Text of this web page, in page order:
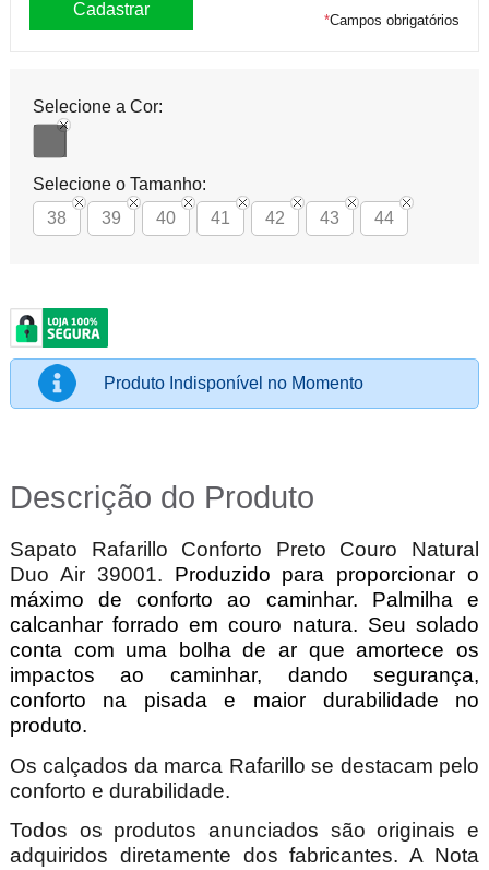
*Campos obrigatórios
Selecione a Cor:
Selecione o Tamanho:
38
39 40 41 42 43 44
Produto Indisponível no Momento
Descrição do Produto
Sapato Rafarillo Conforto Preto Couro Natural
Duo Air 39001. Produzido para proporcionar o
máximo de conforto ao caminhar. Palmilha e
calcanhar forrado em couro natura. Seu solado
conta com uma bolha de ar que amortece os
impactos ao caminhar, dando segurança,
conforto na pisada e maior durabilidade no
produto.
Os calçados da marca Rafarillo se destacam pelo
conforto e durabilidade.
Todos os produtos anunciados são originais e
adquiridos diretamente dos fabricantes. A Nota